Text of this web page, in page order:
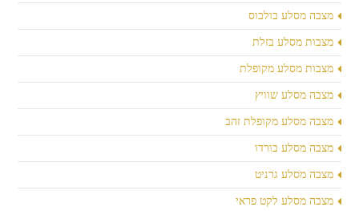
מצבה מסלע בולבוס
מצבות מסלע בזלת
מצבות מסלע מקופלת
מצבה מסלע שוויץ
מצבה מסלע מקופלת זהב
מצבה מסלע בורדו
מצבה מסלע גרניט
מצבה מסלע לקט פראי